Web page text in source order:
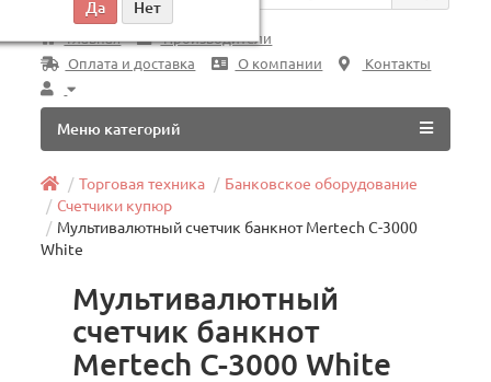
Главная
Производители
Оплата и доставка
О компании Контакты
Меню категорий
Торговая техника
Банковское оборудование
Счетчики купюр
Мультивалютный счетчик банкнот Mertech C-3000
White
Мультивалютный
счетчик банкнот
Mertech C-3000 White